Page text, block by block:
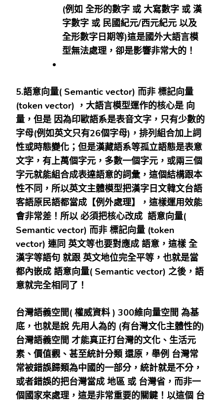
(例如 全形的數字 或 大寫數字 或 漢
字數字 或 民國紀元/西元紀元 以及
全形數字日期等)這是國外大語言模
型無法處理，卻是影響非常大的！
5.語意向量( Semantic vector) 而非 標記向量
(token vector) ，大語言模型運作的核心是 向
量，但是 因為印歐語系是表音文字，只有少數的
字母(例如英文只有26個字母) ，排列組合加上詞
性或時態變化；但是漢藏語系等孤立語態是表意
文字，有上萬個字元，多數一個字元，或兩三個
字元就能組合成表達語意的詞彙，這個結構跟本
性不同，所以英文主體模型把漢字日文韓文台語
客語原民語都當成【例外處理】，這樣運用效能
會非常差！所以 必須把核心改成 語意向量(
Semantic vector) 而非 標記向量 (token
vector) 連同 英文等也要對應成 語意，這樣 全
漢字等語句 就跟 英文地位完全平等，也就是當
都內嵌成 語意向量( Semantic vector) 之後，語
意就完全相同了！
台灣語義空間( 權威資料) 300維向量空間 為基
底，也就是說 先用人為的 (有台灣文化主體性的)
台灣語義空間 才能真正打台灣的文化、生活元
素、價值觀、甚至統計分類 還原，舉例 台灣常
常被錯誤歸類為中國的一部分，統計就是不分，
或者錯誤的把台灣當成 地區 或 台灣省，而非一
個國家來處理，這是非常重要的關鍵！以這個 台